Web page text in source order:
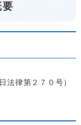
要
律第２７０号）